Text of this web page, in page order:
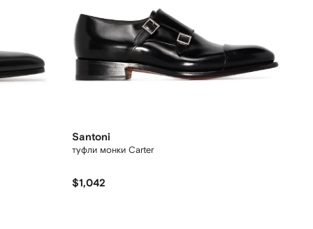
Santoni
туфли монки Carter
$1,042